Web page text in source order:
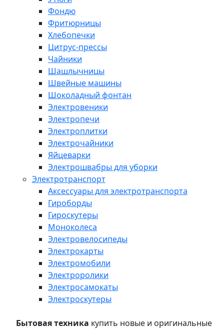
Фондю
Фритюрницы
Хлебопечки
Цитрус-прессы
Чайники
Шашлычницы
Швейные машины
Шоколадный фонтан
Электровеники
Электропечи
Электроплитки
Электрочайники
Яйцеварки
Электрошвабры для уборки
Электротранспорт
Аксессуары для электротранспорта
Гироборды
Гироскутеры
Моноколеса
Электровелосипеды
Электрокарты
Электромобили
Электроролики
Электросамокаты
Электроскутеры
Бытовая техника купить новые и оригинальные